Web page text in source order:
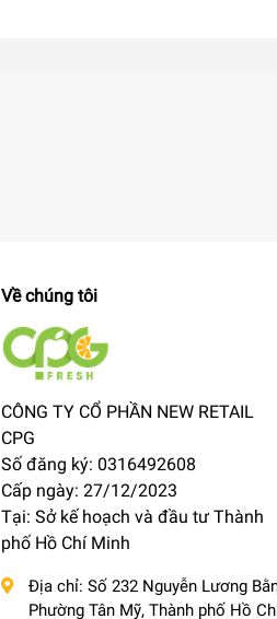
Về chúng tôi
CÔNG TY CỔ PHẦN NEW RETAIL
CPG
Số đăng ký: 0316492608
Cấp ngày: 27/12/2023
Tại: Sở kế hoạch và đầu tư Thành
phố Hồ Chí Minh
Địa chỉ: Số 232 Nguyễn Lương
Phường Tân Mỹ, Thành phố Hồ